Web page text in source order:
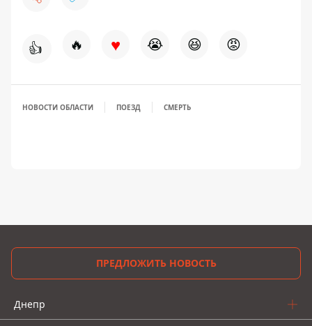
👍 🔥 ♥ 😭 😆 😡
НОВОСТИ ОБЛАСТИ ПОЕЗД СМЕРТЬ
ПРЕДЛОЖИТЬ НОВОСТЬ
Днепр